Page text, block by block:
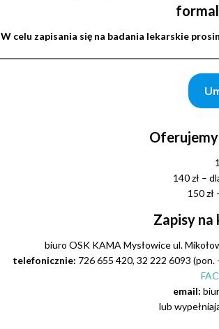
W celu zapisania się na badania lekarskie
140 zł –
150 zł
Zapisy na
biuro OSK KAMA Mysłowice ul.
telefonicznie: 726 655 420, 32 222 6093
email:
lub